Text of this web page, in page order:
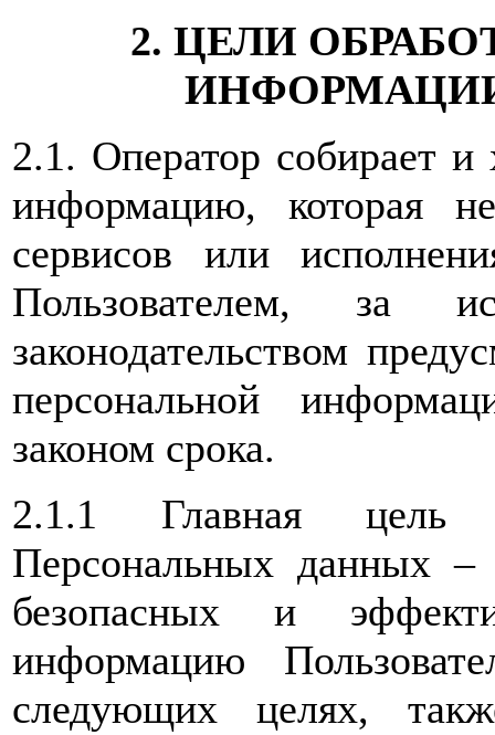
2. ЦЕЛИ
2.1. Оператор собирает и
информацию, которая
сервисов или
Пользователем, за
законодательством
персональной
законом срока.
2.1.1 Главная цель
Персональных данных –
безопасных и
информацию
следующих целях,